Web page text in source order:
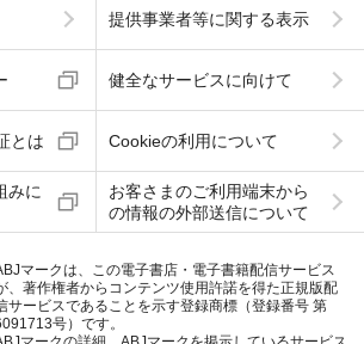
提供事業者等に関する表示
健全なサービスに向けて
とは Cookieの利用について
みに
お客さまのご利用端末から
の情報の外部送信について
マークは、この電子書店・電子書籍配信サービス
、著作権者からコンテンツ使用許諾を得た正規版配
サービスであることを示す登録商標（登録番号 第
号）です。